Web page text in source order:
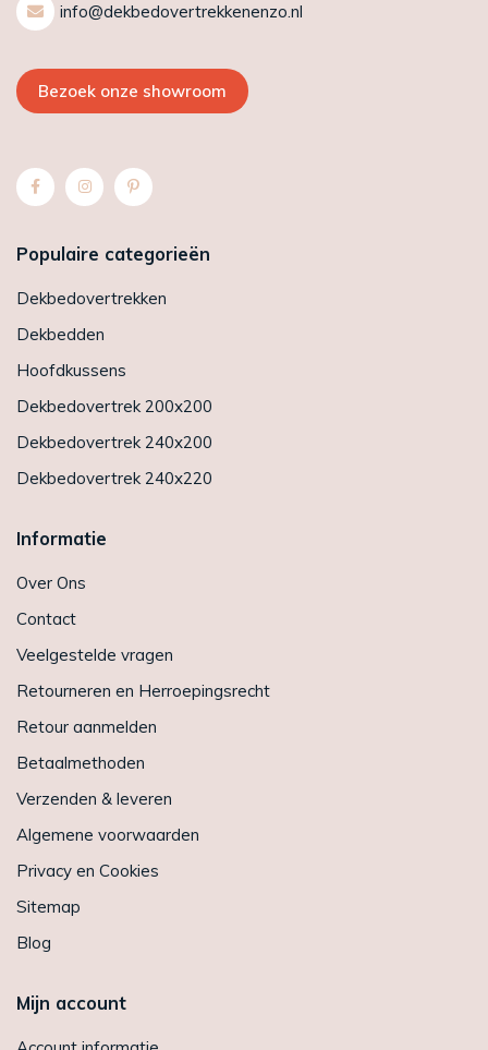
info@dekbedovertrekkenenzo.nl
Bezoek onze showroom
Populaire categorieën
Dekbedovertrekken
Dekbedden
Hoofdkussens
Dekbedovertrek 200x200
Dekbedovertrek 240x200
Dekbedovertrek 240x220
Informatie
Over Ons
Contact
Veelgestelde vragen
Retourneren en Herroepingsrecht
Retour aanmelden
Betaalmethoden
Verzenden & leveren
Algemene voorwaarden
Privacy en Cookies
Sitemap
Blog
Mijn account